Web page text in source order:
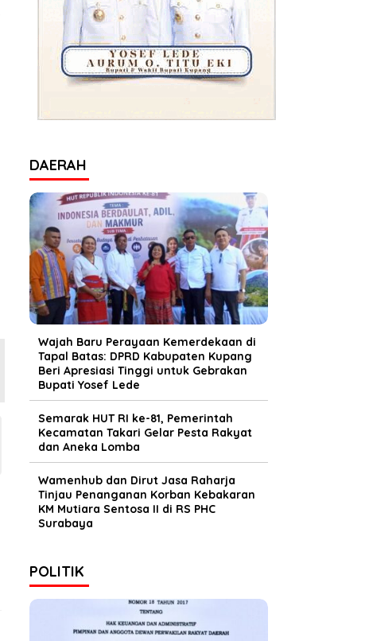
DAERAH
Wajah Baru Perayaan Kemerdekaan di
Tapal Batas: DPRD Kabupaten Kupang
Beri Apresiasi Tinggi untuk Gebrakan
Bupati Yosef Lede
Semarak HUT RI ke-81, Pemerintah
Kecamatan Takari Gelar Pesta Rakyat
dan Aneka Lomba
Wamenhub dan Dirut Jasa Raharja
Tinjau Penanganan Korban Kebakaran
KM Mutiara Sentosa II di RS PHC
Surabaya
POLITIK